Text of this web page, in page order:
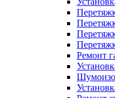
Ремонт